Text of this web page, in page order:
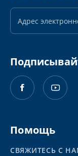
Адрес
почты
Помощь
СВЯЖИТЕСЬ С